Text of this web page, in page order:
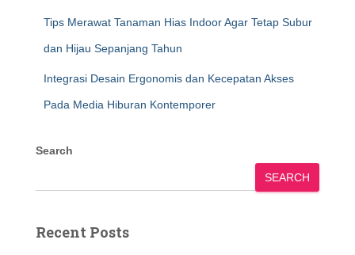
Tips Merawat Tanaman Hias Indoor Agar Tetap Subur
dan Hijau Sepanjang Tahun
Integrasi Desain Ergonomis dan Kecepatan Akses
Pada Media Hiburan Kontemporer
Search
SEARCH
Recent Posts